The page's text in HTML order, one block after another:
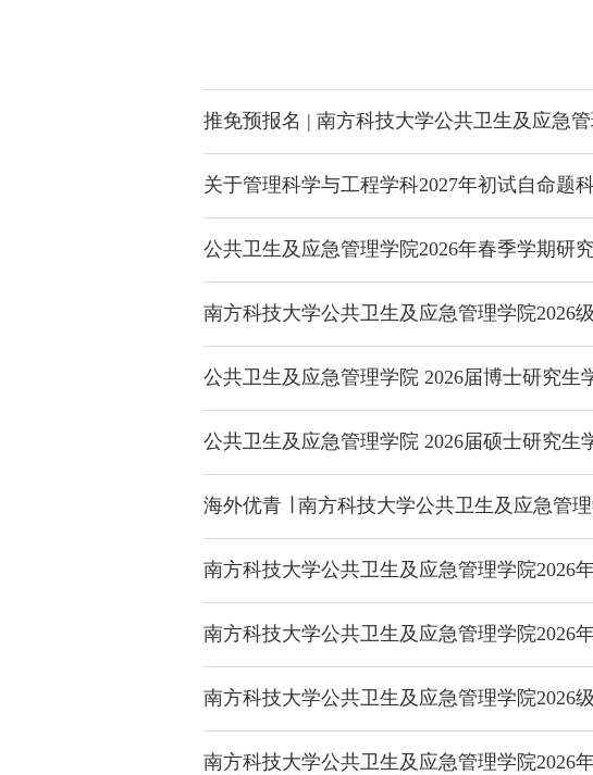
推免预报名 | 南方科技大学公共卫生及应急
关于管理科学与工程学科2027年初试自命题
公共卫生及应急管理学院2026年春季学期研
南方科技大学公共卫生及应急管理学院2026
公共卫生及应急管理学院 2026届博士研究生
公共卫生及应急管理学院 2026届硕士研究生
海外优青 ∣ 南方科技大学公共卫生及应急管
南方科技大学公共卫生及应急管理学院2026
南方科技大学公共卫生及应急管理学院2026
南方科技大学公共卫生及应急管理学院2026
南方科技大学公共卫生及应急管理学院2026